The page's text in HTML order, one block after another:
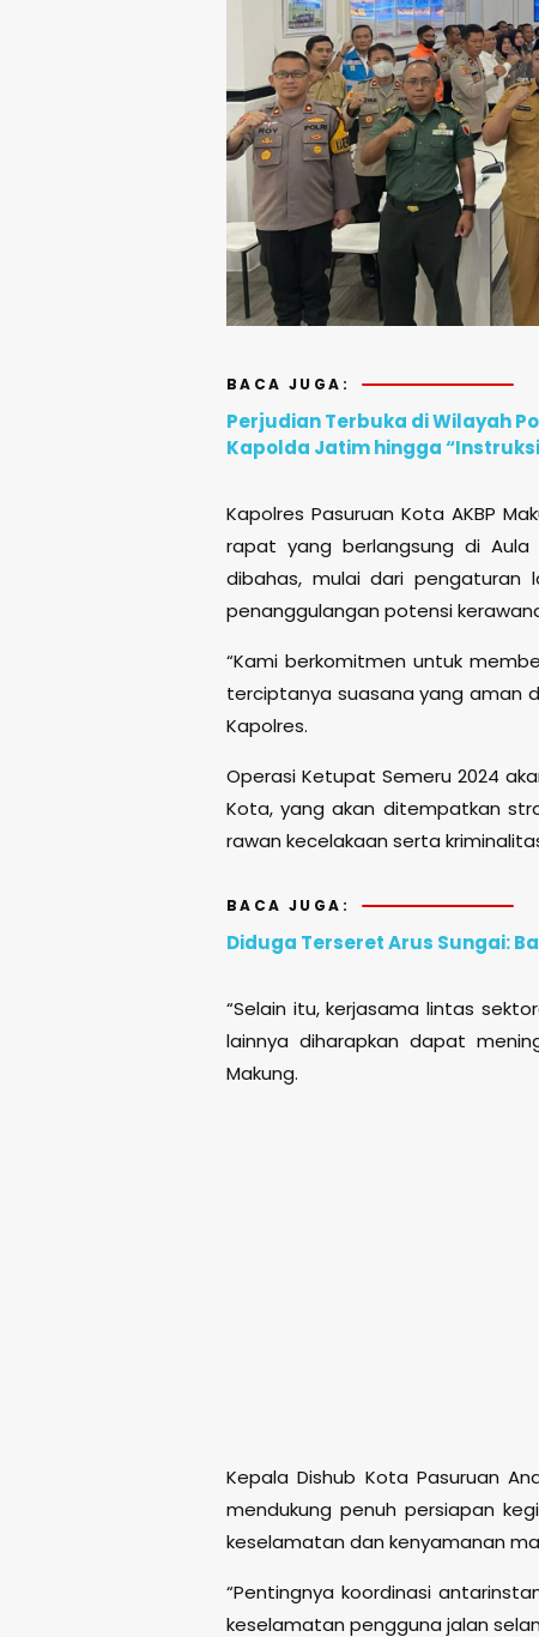
BACA JUGA:
Perjudian Terbuka di Wilayah
Kapolda Jatim hingga
Kapolres Pasuruan Kota AKBP
rapat yang berlangsung di Aula
dibahas, mulai dari pengaturan
penanggulangan potensi
“Kami berkomitmen untuk
terciptanya suasana yang aman
Kapolres.
Operasi Ketupat Semeru 2024
Kota, yang akan ditempatkan
rawan kecelakaan serta
BACA JUGA:
Diduga Terseret Arus Sungai:
“Selain itu, kerjasama lintas
lainnya diharapkan dapat
Makung.
Kepala Dishub Kota Pasuruan
mendukung penuh persiapan
keselamatan dan kenyamanan
“Pentingnya koordinasi
keselamatan pengguna jalan